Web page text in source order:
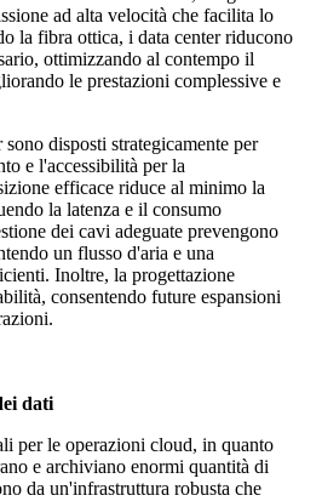
ad alta velocità che facilita lo
la fibra ottica, i data center riducono
ottimizzando al contempo il
le prestazioni complessive e
disposti strategicamente per
e l'accessibilità per la
efficace riduce al minimo la
la latenza e il consumo
dei cavi adeguate prevengono
un flusso d'aria e una
Inoltre, la progettazione
consentendo future espansioni
dati
per le operazioni cloud, in quanto
e archiviano enormi quantità di
da un'infrastruttura robusta che